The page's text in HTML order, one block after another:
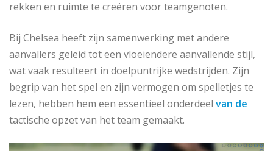
rekken en ruimte te creëren voor teamgenoten.
Bij Chelsea heeft zijn samenwerking met andere
aanvallers geleid tot een vloeiendere aanvallende stijl,
wat vaak resulteert in doelpuntrijke wedstrijden. Zijn
begrip van het spel en zijn vermogen om spelletjes te
lezen, hebben hem een essentieel onderdeel van de
tactische opzet van het team gemaakt.